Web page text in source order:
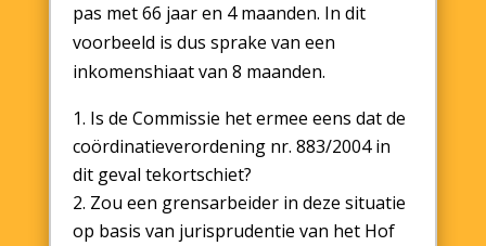
pas met 66 jaar en 4 maanden. In dit
voorbeeld is dus sprake van een
inkomenshiaat van 8 maanden.
Is de Commissie het ermee eens dat de
coördinatieverordening nr. 883/2004 in
dit geval tekortschiet?
Zou een grensarbeider in deze situatie
op basis van jurisprudentie van het Hof